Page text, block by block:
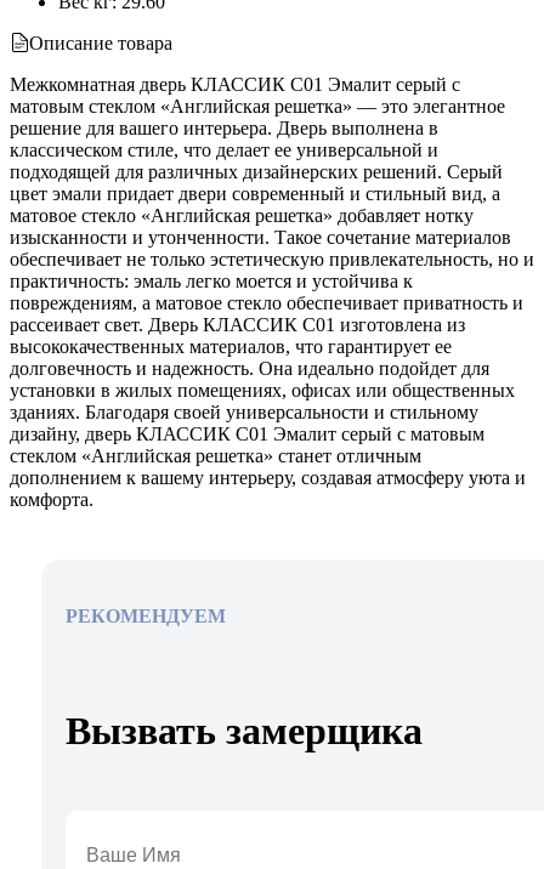
Описание товара
Межкомнатная дверь КЛАССИК C01 Эмалит серый с
матовым стеклом «Английская решетка» — это элегантное
решение для вашего интерьера. Дверь выполнена в
классическом стиле, что делает ее универсальной и
подходящей для различных дизайнерских решений. Серый
цвет эмали придает двери современный и стильный вид, а
матовое стекло «Английская решетка» добавляет нотку
изысканности и утонченности. Такое сочетание материалов
обеспечивает не только эстетическую привлекательность, но и
практичность: эмаль легко моется и устойчива к
повреждениям, а матовое стекло обеспечивает приватность и
рассеивает свет. Дверь КЛАССИК C01 изготовлена из
высококачественных материалов, что гарантирует ее
долговечность и надежность. Она идеально подойдет для
установки в жилых помещениях, офисах или общественных
зданиях. Благодаря своей универсальности и стильному
дизайну, дверь КЛАССИК C01 Эмалит серый с матовым
стеклом «Английская решетка» станет отличным
дополнением к вашему интерьеру, создавая атмосферу уюта и
комфорта.
РЕКОМЕНДУЕМ
Вызвать замерщика